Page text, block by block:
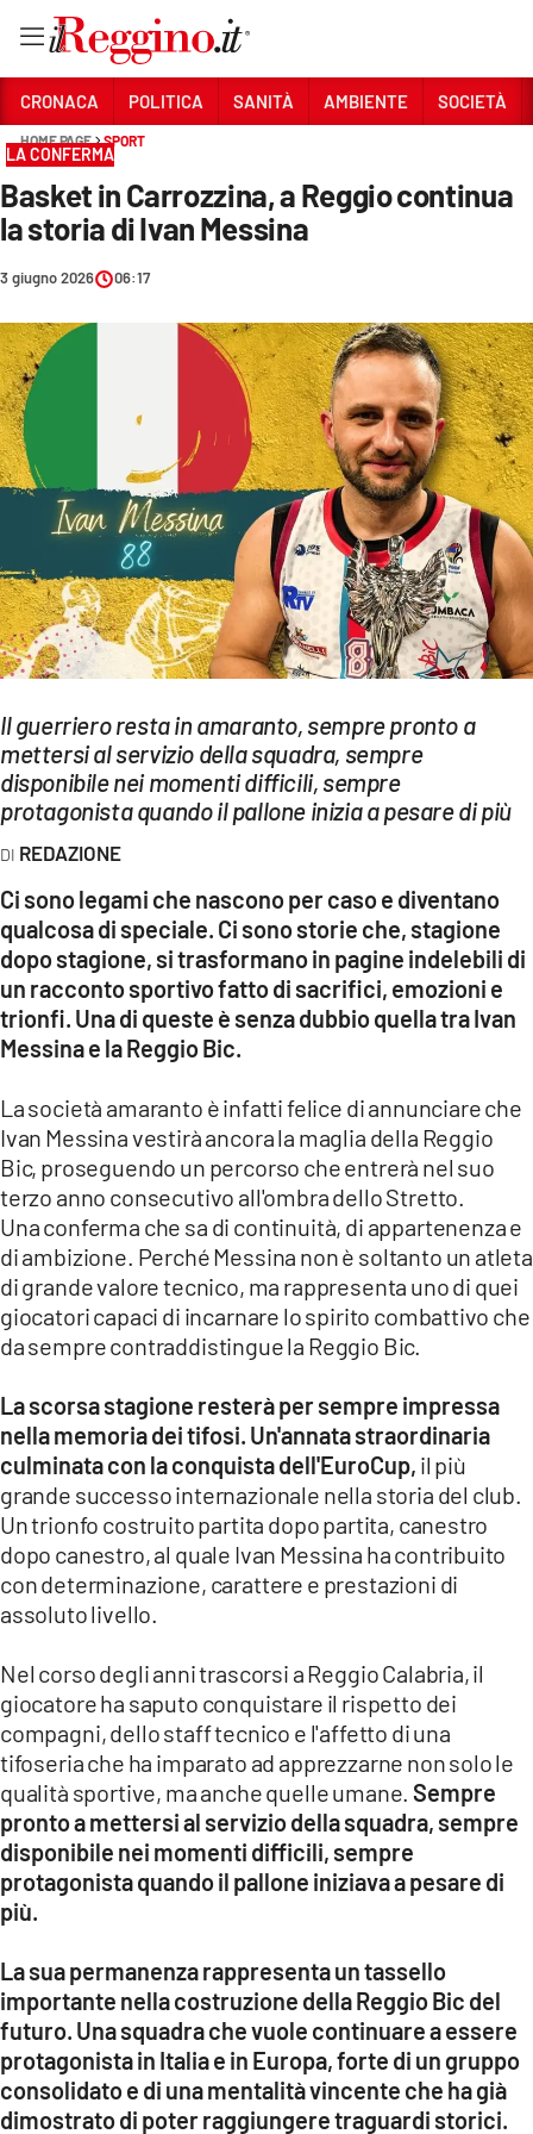
Sezioni
CRONACA
AMBIENTE
ECONOMIA E LAVORO
SPORT
Streaming
LAC TV
LAC NETWORK
LAC ONAIR
LaC
Network
LACPLAY.IT
LACTV.IT
LACONAIR.IT
LACITYMAG.IT
COSENZACHANNEL.IT
ILVIBONESE.IT
CATANZAROCHANNEL.IT
LACAPITALENEWS.IT
App
ANDROID
APPLE
CRONACA POLITICA SANITÀ AMBIENTE SOCIETÀ
HOME PAGE SPORT
LA CONFERMA
Basket in Carrozzina, a Reggio continua
la storia di Ivan Messina
3 giugno 2026 06:17
Il guerriero resta in amaranto, sempre pronto a
mettersi al servizio della squadra, sempre
disponibile nei momenti difficili, sempre
protagonista quando il pallone inizia a pesare di più
REDAZIONE
Ci sono legami che nascono per caso e diventano
qualcosa di speciale. Ci sono storie che, stagione
dopo stagione, si trasformano in pagine indelebili di
un racconto sportivo fatto di sacrifici, emozioni e
trionfi. Una di queste è senza dubbio quella tra Ivan
Messina e la Reggio Bic.
La società amaranto è infatti felice di annunciare che
Ivan Messina vestirà ancora la maglia della Reggio
Bic, proseguendo un percorso che entrerà nel suo
terzo anno consecutivo all'ombra dello Stretto.
Una conferma che sa di continuità, di appartenenza e
di ambizione. Perché Messina non è soltanto un atleta
di grande valore tecnico, ma rappresenta uno di quei
giocatori capaci di incarnare lo spirito combattivo che
da sempre contraddistingue la Reggio Bic.
La scorsa stagione resterà per sempre impressa
nella memoria dei tifosi. Un'annata straordinaria
culminata con la conquista dell'EuroCup, il più
grande successo internazionale nella storia del club.
Un trionfo costruito partita dopo partita, canestro
dopo canestro, al quale Ivan Messina ha contribuito
con determinazione, carattere e prestazioni di
assoluto livello.
Nel corso degli anni trascorsi a Reggio Calabria, il
giocatore ha saputo conquistare il rispetto dei
compagni, dello staff tecnico e l'affetto di una
tifoseria che ha imparato ad apprezzarne non solo le
qualità sportive, ma anche quelle umane.Sempre
pronto a mettersi al servizio della squadra, sempre
disponibile nei momenti difficili, sempre
protagonista quando il pallone iniziava a pesare di
più.
La sua permanenza rappresenta un tassello
importante nella costruzione della Reggio Bic del
futuro. Una squadra che vuole continuare a essere
protagonista in Italia e in Europa, forte di un gruppo
consolidato e di una mentalità vincente che ha già
dimostrato di poter raggiungere traguardi storici.